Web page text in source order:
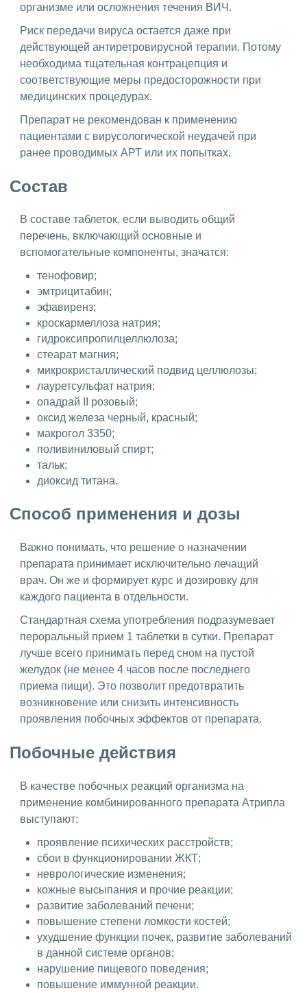
организме или осложнения течения ВИЧ.
Риск передачи вируса остается даже при
действующей антиретровирусной терапии. Потому
необходима тщательная контрацепция и
соответствующие меры предосторожности при
медицинских процедурах.
Препарат не рекомендован к применению
пациентами с вирусологической неудачей при
ранее проводимых АРТ или их попытках.
Состав
В составе таблеток, если выводить общий
перечень, включающий основные и
вспомогательные компоненты, значатся:
тенофовир;
эмтрицитабин;
эфавиренз;
кроскармеллоза натрия;
гидроксипропилцеллюлоза;
стеарат магния;
микрокристаллический подвид целлюлозы;
лауретсульфат натрия;
опадрай II розовый;
оксид железа черный, красный;
макрогол 3350;
поливиниловый спирт;
тальк;
диоксид титана.
Способ применения и дозы
Важно понимать, что решение о назначении
препарата принимает исключительно лечащий
врач. Он же и формирует курс и дозировку для
каждого пациента в отдельности.
Стандартная схема употребления подразумевает
пероральный прием 1 таблетки в сутки. Препарат
лучше всего принимать перед сном на пустой
желудок (не менее 4 часов после последнего
приема пищи). Это позволит предотвратить
возникновение или снизить интенсивность
проявления побочных эффектов от препарата.
Побочные действия
В качестве побочных реакций организма на
применение комбинированного препарата Атрипла
выступают:
проявление психических расстройств;
сбои в функционировании ЖКТ;
неврологические изменения;
кожные высыпания и прочие реакции;
развитие заболеваний печени;
повышение степени ломкости костей;
ухудшение функции почек, развитие заболеваний
в данной системе органов;
нарушение пищевого поведения;
повышение иммунной реакции.